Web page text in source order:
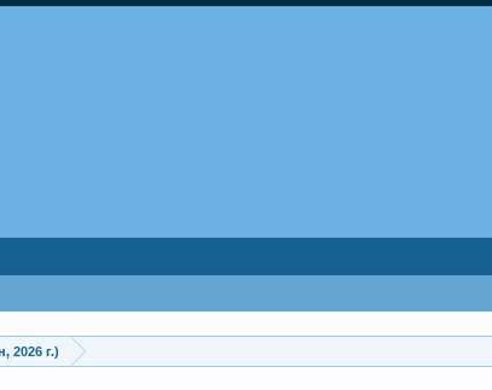
г.)